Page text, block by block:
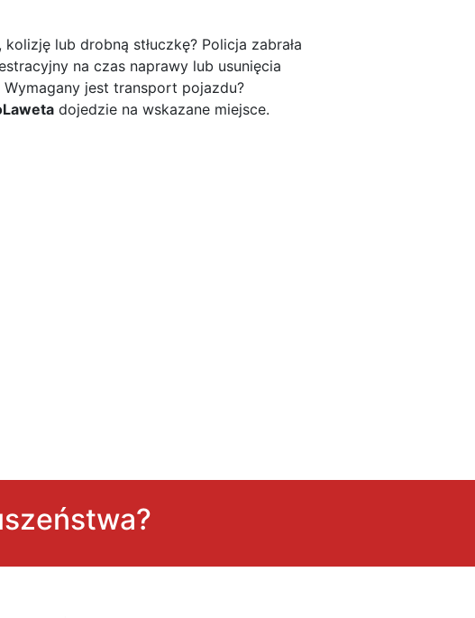
kolizję lub drobną stłuczkę? Policja zabrała
na czas naprawy lub usunięcia
Wymagany jest transport pojazdu?
dojedzie na wskazane miejsce.